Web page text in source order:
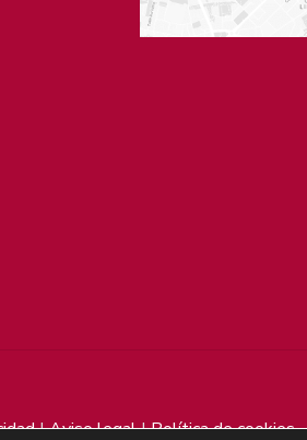
|Aviso legal|Política de cookies